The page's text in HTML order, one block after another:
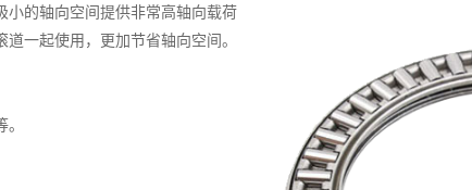
小的轴向空间提供非常高轴向载荷
一起使用，更加节省轴向空间。